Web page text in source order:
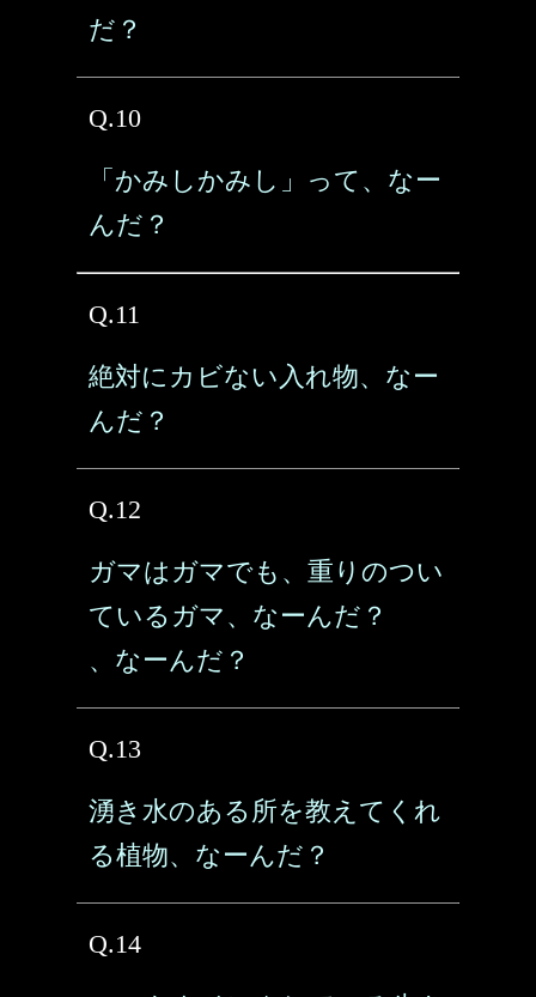
だ？
Q.10
「かみしかみし」って、なー
んだ？
Q.11
絶対にカビない入れ物、なー
んだ？
Q.12
ガマはガマでも、重りのつい
ているガマ、なーんだ？
、なーんだ？
Q.13
湧き水のある所を教えてくれ
る植物、なーんだ？
Q.14